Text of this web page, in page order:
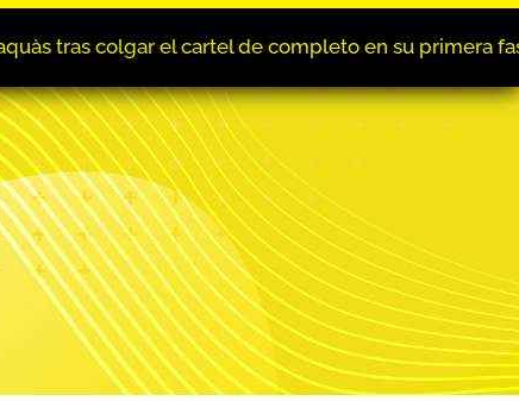
fase Nace el Observatorio del Derecho Penal